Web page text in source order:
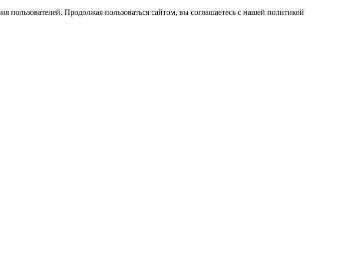
Продолжая пользоваться сайтом, вы соглашаетесь с нашей политикой